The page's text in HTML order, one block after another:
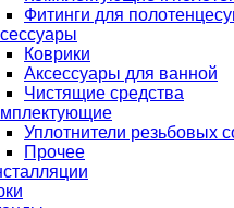
Фитинги для
Коврики
Аксессуары для ванной
Чистящие средства
Уплотнители резьбовых
Прочее